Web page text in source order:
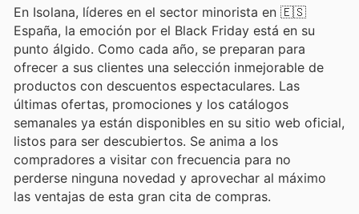
En Isolana, líderes en el sector minorista en 🇪🇸
España, la emoción por el Black Friday está en su
punto álgido. Como cada año, se preparan para
ofrecer a sus clientes una selección inmejorable de
productos con descuentos espectaculares. Las
últimas ofertas, promociones y los catálogos
semanales ya están disponibles en su sitio web oficial,
listos para ser descubiertos. Se anima a los
compradores a visitar con frecuencia para no
perderse ninguna novedad y aprovechar al máximo
las ventajas de esta gran cita de compras.